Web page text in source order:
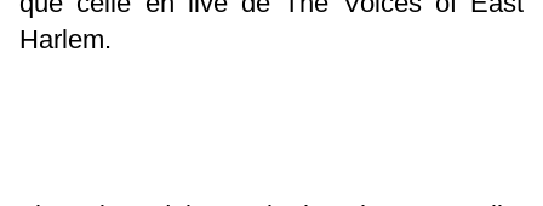
Harlem.